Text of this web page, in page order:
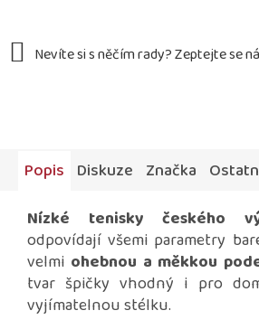
Popis Diskuze Značka
Nízké tenisky českého
odpovídají všemi parametry
velmi ohebnou a měkkou
tvar špičky vhodný i pro
vyjímatelnou stélku.